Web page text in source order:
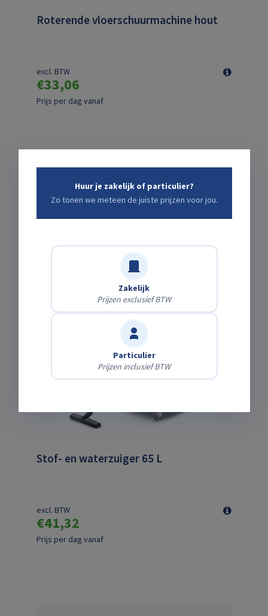
Roterende vloerschuurmachine hout
Prijs per dag vanaf
€33,06
excl. BTW
Dagprijs:
Weekprijs:
€82,64
Stof- en waterzuiger 65 L
Prijs per dag vanaf
€41,32
excl. BTW
Huur je zakelijk of particulier?
Zo tonen we meteen de juiste prijzen voor jou.
Zakelijk
Prijzen exclusief BTW
Particulier
Prijzen inclusief BTW